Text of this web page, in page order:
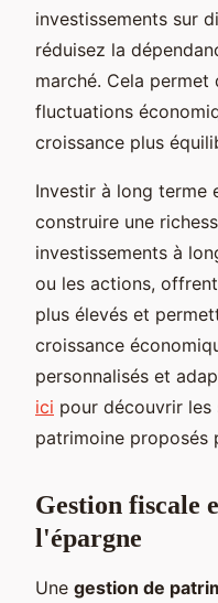
investissements sur
réduisez la
marché. Cela permet
fluctuations
croissance plus
Investir à long terme
construire une
investissements à
ou les actions,
plus élevés et
croissance
personnalisés et
ici pour découvrir
patrimoine proposés
Gestion fiscale
l'épargne
Une gestion de